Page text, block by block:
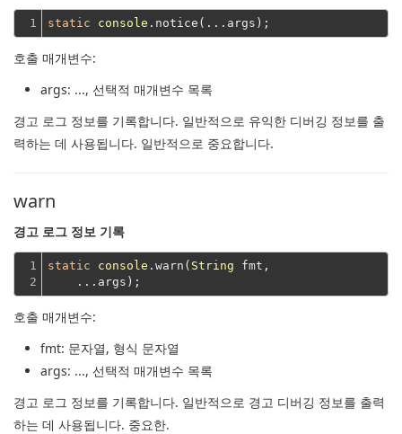
1 static console
호출 매개변수:
args: ..., 선택적 매개변수 목록
경고 로그 정보를 기록합니다. 일반적으로 유익한 디버깅 정보를 출
력하는 데 사용됩니다. 일반적으로 중요합니다.
warn
경고 로그 정보 기록
1
2
static console .warn( String fmt,
    ...args);
호출 매개변수:
fmt: 문자열, 형식 문자열
args: ..., 선택적 매개변수 목록
경고 로그 정보를 기록합니다. 일반적으로 경고 디버깅 정보를 출력
하는 데 사용됩니다. 중요한.